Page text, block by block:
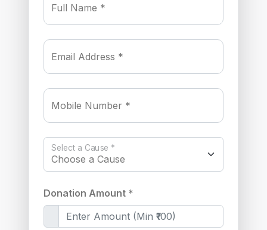
Full Name *
Email Address *
Mobile Number *
Select a Cause *
Donation Amount *